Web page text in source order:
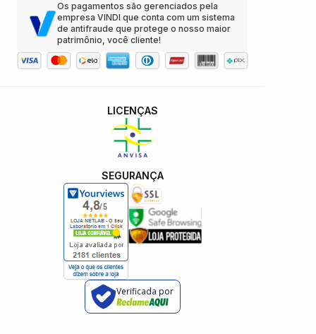
Os pagamentos são gerenciados pela
empresa VINDI que conta com um sistema
de antifraude que protege o nosso maior
patrimônio, você cliente!
SEGURANÇA
Verificada por
LICENÇAS